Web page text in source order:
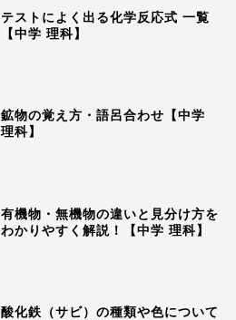
テストによく出る化学反応式 一覧
【中学 理科】
鉱物の覚え方・語呂合わせ【中学
理科】
有機物・無機物の違いと見分け方を
わかりやすく解説！【中学 理科】
酸化鉄（サビ）の種類や色について